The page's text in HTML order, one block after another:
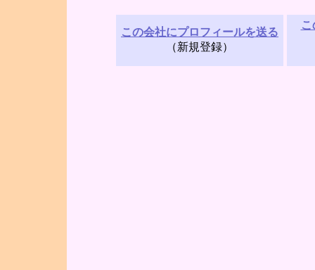
この会社にプロフィールを送る
（新規登録）